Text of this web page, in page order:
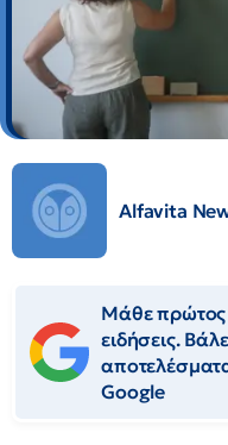
Alfavita
Μάθε πρώτος
ειδήσεις.
Google